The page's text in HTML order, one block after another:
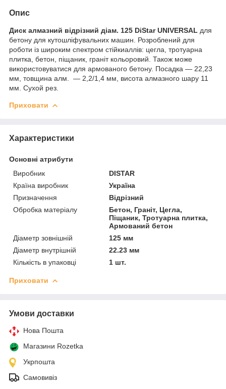
Опис
Диск алмазний відрізний діам. 125 DiStar UNIVERSAL для
бетону для кутошліфувальних машин. Розроблений для
роботи із широким спектром стійкиаллів: цегла, тротуарна
плитка, бетон, піщаник, граніт кольоровий. Також може
використовуватися для армованого бетону. Посадка — 22,23
мм, товщина алм. — 2,2/1,4 мм, висота алмазного шару 11
мм. Сухой рез.
Приховати
Характеристики
Основні атрибути
Виробник
DISTAR
Країна виробник
Україна
Призначення
Відрізний
Обробка матеріалу
Бетон, Граніт, Цегла,
Піщаник, Тротуарна плитка,
Армований бетон
Діаметр зовнішній
125 мм
Діаметр внутрішній
22.23 мм
Кількість в упаковці
1 шт.
Приховати
Умови доставки
Нова Пошта
Магазини Rozetka
Укрпошта
Самовивіз